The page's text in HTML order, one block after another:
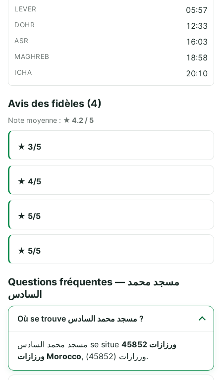
05:57
12:33
16:03
18:58
20:10
Avis des fidèles (4)
Note moyenne : ★ 4.2 / 5
★ 3/5
★ 4/5
★ 5/5
★ 5/5
Questions fréquentes — مسجد محمد
السادس
Où se trouve مسجد محمد السادس ?
مسجد محمد السادس se situe ورزازات 45852
ورزازات Morocco
, ورزازات (45852).